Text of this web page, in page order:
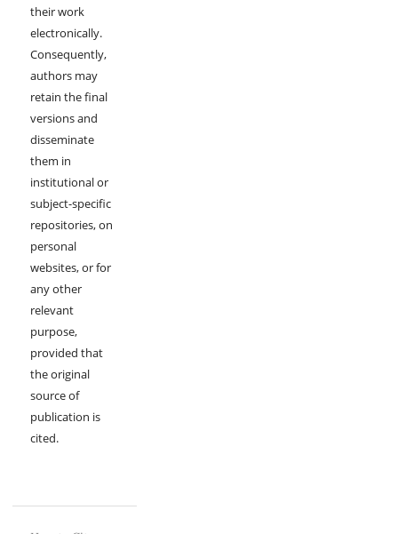
their work
electronically.
Consequently,
authors may
retain the final
versions and
disseminate
them in
institutional or
subject-specific
repositories, on
personal
websites, or for
any other
relevant
purpose,
provided that
the original
source of
publication is
cited.